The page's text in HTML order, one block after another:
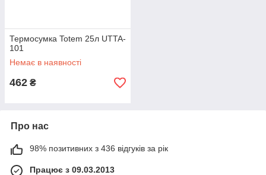
Термосумка Totem 25л UTTA-
101
Немає в наявності
462 ₴
Про нас
98% позитивних з 436 відгуків за рік
Працює з 09.03.2013